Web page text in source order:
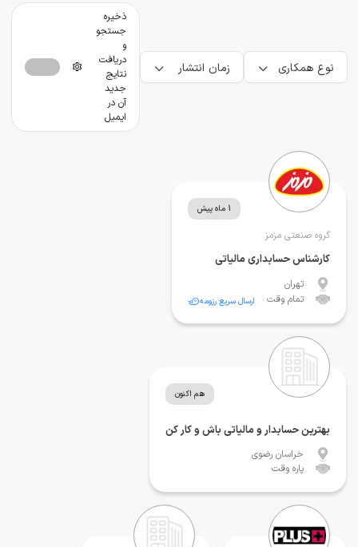
نوع همکاری زمان انتشار
ذخیره
جستجو
و
دریافت
نتایج
جدید
آن در
ایمیل
1 ماه پیش
گروه صنعتی مزمز
کارشناس حسابداری مالیاتی
تهران
تمام وقت
ارسال سریع رزومه
هم اکنون
بهترین حسابدار و مالیاتی باش و کار کن
خراسان رضوی
پاره وقت